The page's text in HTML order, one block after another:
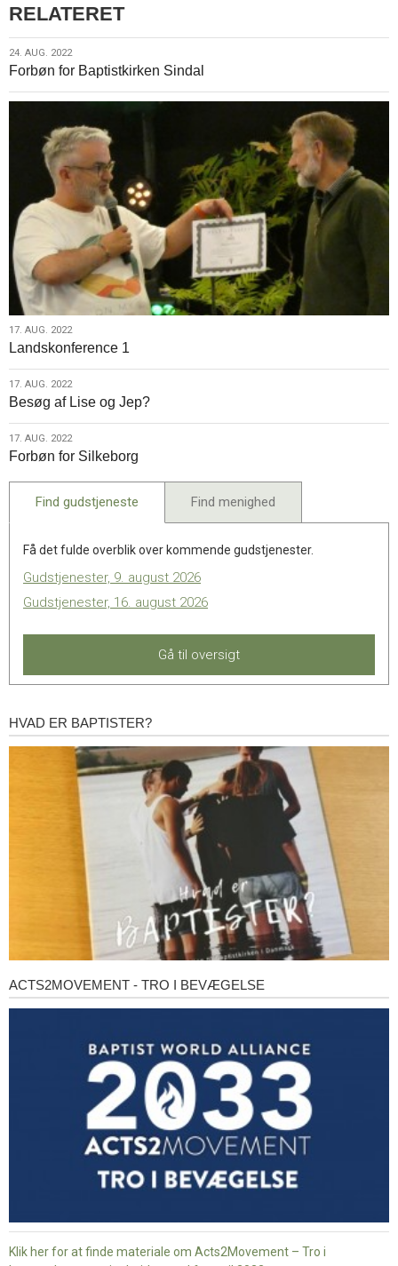
sving
RELATERET
24.
aug.
2022
24. AUG. 2022
Forbøn for Baptistkirken Sindal
17.
aug.
2022
17. AUG. 2022
Landskonference 1
17.
aug.
2022
17. AUG. 2022
Besøg af Lise og Jep?
17.
aug.
2022
17. AUG. 2022
Forbøn for Silkeborg
Find gudstjeneste Find menighed
Få det fulde overblik over kommende gudstjenester.
Gudstjenester, 9. august 2026
Gudstjenester, 16. august 2026
Gå til oversigt
Hvad
er
HVAD ER BAPTISTER?
Acts2Movement
-
ACTS2MOVEMENT - TRO I BEVÆGELSE
Klik her for at finde materiale om Acts2Movement – Tro i